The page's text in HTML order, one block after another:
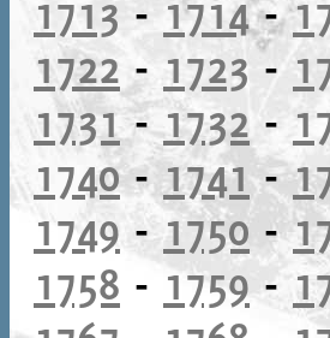
1713 - 1714-
1722 -1723 -
1731-1732 -
1740-1741-
1749 -1750 -
1758 - 1759 -